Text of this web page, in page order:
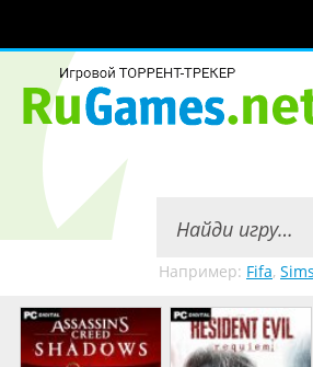
Например: Fifa, Sims